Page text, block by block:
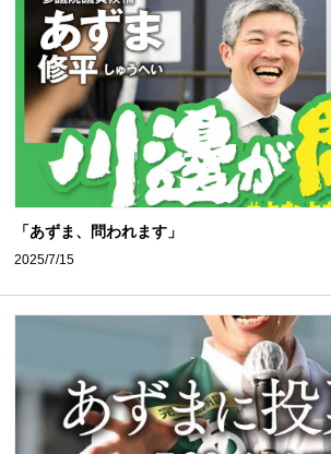
「あずま、問われます」
2025/7/15